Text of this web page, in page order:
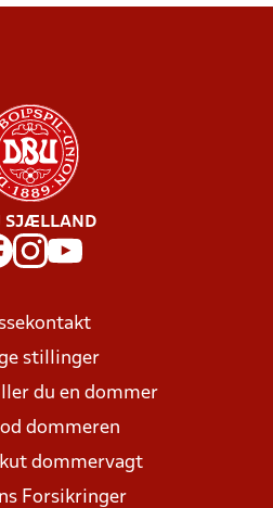
SJÆLLAND
stillinger
du en dommer
dommeren
dommervagt
Forsikringer